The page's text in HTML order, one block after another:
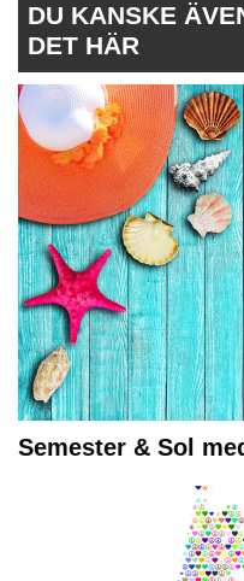
DU KANSKE
DET HÄR
Semester & Sol